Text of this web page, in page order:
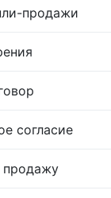
продажи
согласие
продажу